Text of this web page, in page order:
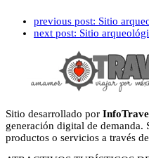
previous post: Sitio
next post: Sitio
Sitio desarrollado por
generación digital de demanda.
productos o servicios a través